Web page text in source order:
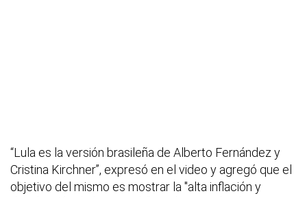
“Lula es la versión brasileña de Alberto Fernández y
Cristina Kirchner”, expresó en el video y agregó que el
objetivo del mismo es mostrar la "alta inflación y